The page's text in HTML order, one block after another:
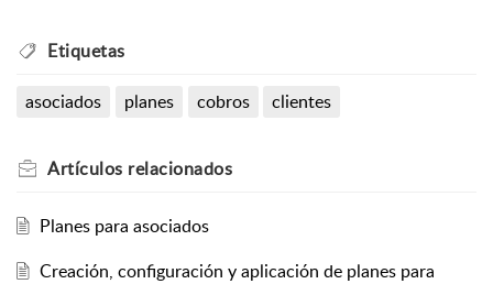
Etiquetas
asociados planes cobros clientes
Artículos relacionados
Planes para asociados
Creación, configuración y aplicación de planes para